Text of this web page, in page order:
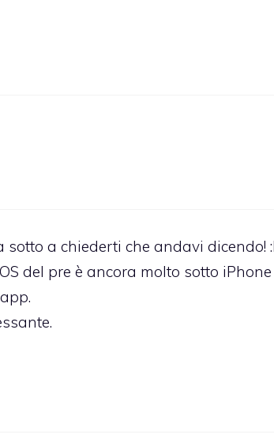
sotto a chiederti che andavi dicendo!
del pre è ancora molto sotto iPhone